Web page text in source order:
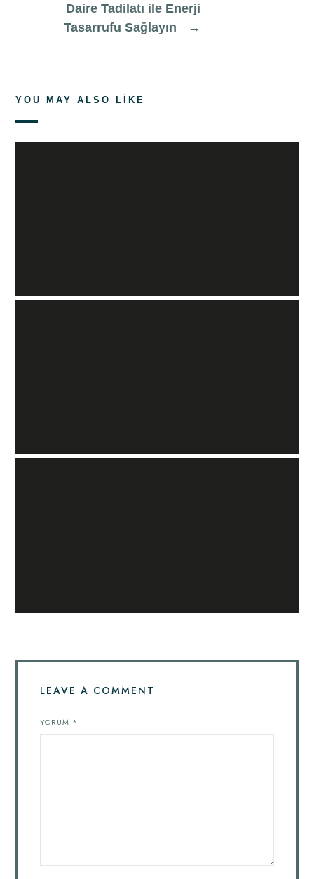
Daire Tadilatı ile Enerji
Tasarrufu Sağlayın
→
YOU MAY ALSO LIKE
LEAVE A COMMENT
YORUM *